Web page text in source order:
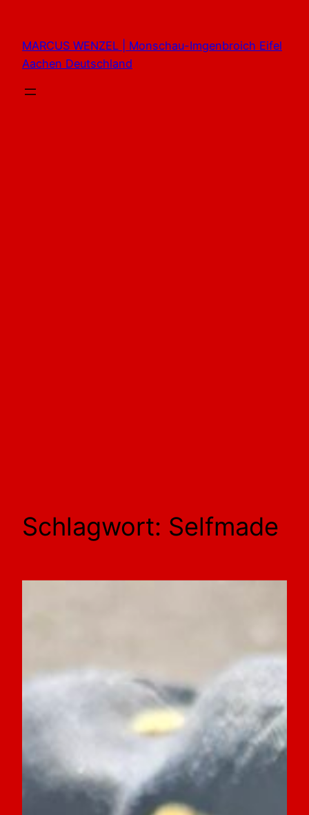
springen
MARCUS WENZEL | Monschau-Imgenbroich Eifel
Aachen Deutschland
Schlagwort: Selfmade